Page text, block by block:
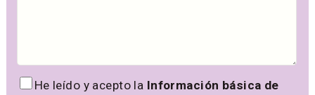
He leído y acepto la Información básica de